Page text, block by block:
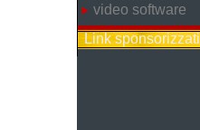
video software
Link sponsorizzati